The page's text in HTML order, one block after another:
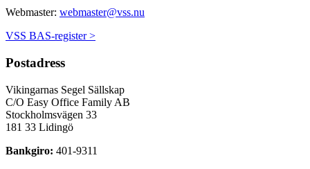
Webmaster: webmaster@vss.nu
VSS BAS-register >
Postadress
Vikingarnas Segel Sällskap
C/O Easy Office Family AB
Stockholmsvägen 33
181 33 Lidingö
Bankgiro: 401-9311